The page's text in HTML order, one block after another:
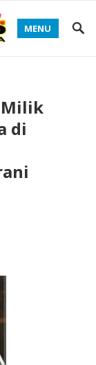
MENU
Milik
di